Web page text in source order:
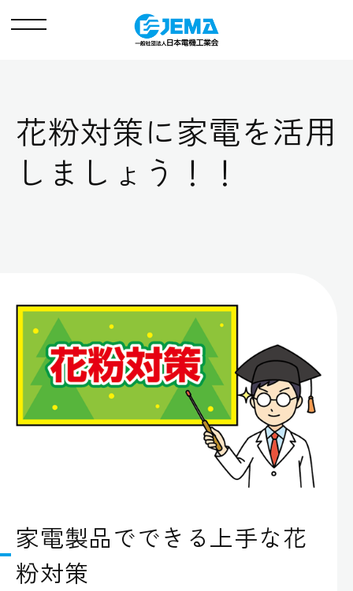
メ
花粉対策に家電を活用
しましょう！！
家電製品でできる上手な花
粉対策